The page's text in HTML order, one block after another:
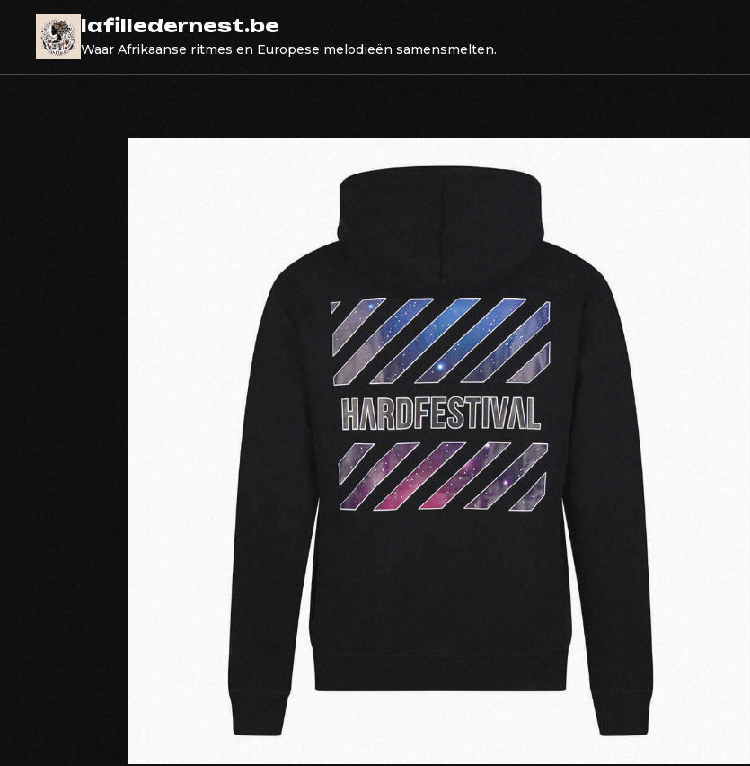
content
lafilledernest.be
Waar Afrikaanse ritmes en Europese melodieën samensmelten.